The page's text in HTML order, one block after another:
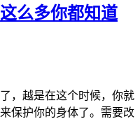
么多你都知道
，越是在这个时候，你就
保护你的身体了。需要改